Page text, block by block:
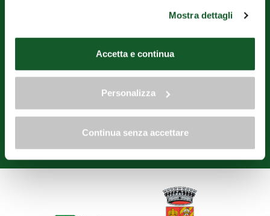
"Personalizza". Al fine di revocare il consenso prestato e
visualizzare le informazioni complete sul trattamento dei
"gestione cookie"
cookie.
Mostra dettagli
Accetta e continua
Personalizza
Continua senza accettare
Chantier entièrement financé par la Région Lombardie dans le cadre
économique territoriale urbaine" et également réalisé avec la
Menaggio, Tremezzina, Varenna et Confcommercio Como.